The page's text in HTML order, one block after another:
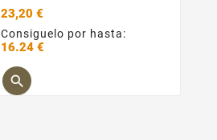
23,20 €
Consiguelo por hasta:
16.24 €
